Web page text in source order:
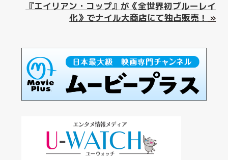
『エイリアン・コップ』が《全世界初ブルーレイ
化》でナイル大商店にて独占販売！ »